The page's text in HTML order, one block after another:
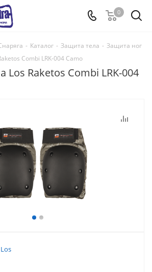
0
- Каталог - Защита тела - Защита ног
Combi LRK-004 Camo
Los Raketos Combi LRK-004
Los